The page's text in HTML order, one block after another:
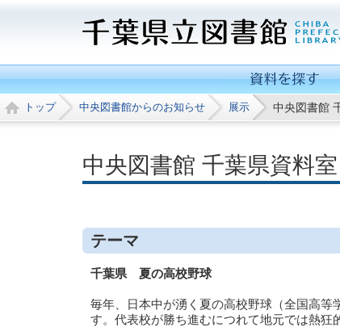
トップ 中央図書館からのお知らせ 展示 中央図書館
中央図書館 千葉県資料
テーマ
千葉県 夏の高校野球
毎年、日本中が湧く夏の高校野球（全国高等
す。代表校が勝ち進むにつれて地元では熱